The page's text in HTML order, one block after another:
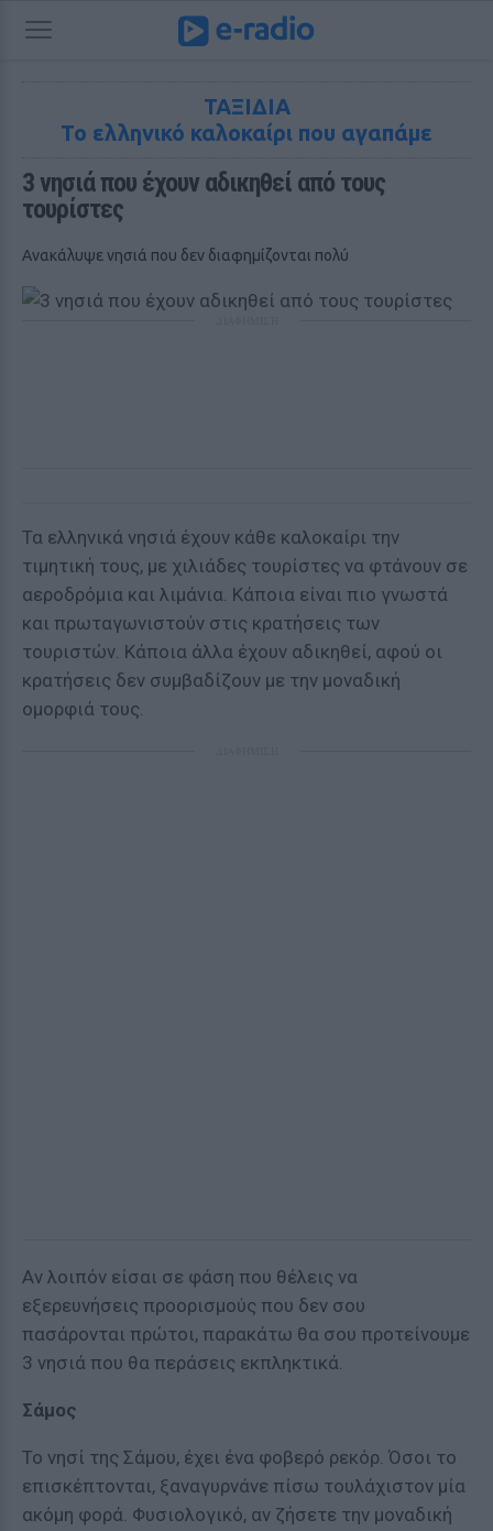
ΤΑΞΙΔΙΑ
Το ελληνικό καλοκαίρι που αγαπάμε
3 νησιά που έχουν αδικηθεί από τους
τουρίστες
Ανακάλυψε νησιά που δεν διαφημίζονται πολύ
Τα ελληνικά νησιά έχουν κάθε καλοκαίρι την
τιμητική τους, με χιλιάδες τουρίστες να φτάνουν σε
αεροδρόμια και λιμάνια. Κάποια είναι πιο γνωστά
και πρωταγωνιστούν στις κρατήσεις των
τουριστών. Κάποια άλλα έχουν αδικηθεί, αφού οι
κρατήσεις δεν συμβαδίζουν με την μοναδική
ομορφιά τους.
Αν λοιπόν είσαι σε φάση που θέλεις να
εξερευνήσεις προορισμούς που δεν σου
πασάρονται πρώτοι, παρακάτω θα σου προτείνουμε
3 νησιά που θα περάσεις εκπληκτικά.
Σάμος
Το νησί της Σάμου, έχει ένα φοβερό ρεκόρ. Όσοι το
επισκέπτονται, ξαναγυρνάνε πίσω τουλάχιστον μία
ακόμη φορά. Φυσιολογικό, αν ζήσετε την μοναδική